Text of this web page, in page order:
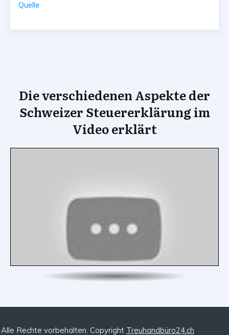
Quelle
Die verschiedenen Aspekte der
Schweizer Steuererklärung im
Video erklärt
Alle Rechte vorbehalten. Copyright Treuhandbüro24.ch